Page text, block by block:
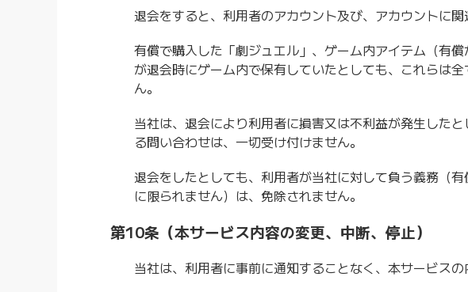
退会をすると、利用者のアカウント及び、アカウントに
有償で購入した「劇ジュエル」、ゲーム内アイテム（有
が退会時にゲーム内で保有していたとしても、これらは
ん。
当社は、退会により利用者に損害又は不利益が発生した
る問い合わせは、一切受け付けません。
退会をしたとしても、利用者が当社に対して負う義務（
に限られません）は、免除されません。
第10条（本サービス内容の変更、中断、停止）
当社は、利用者に事前に通知することなく、本サービスの